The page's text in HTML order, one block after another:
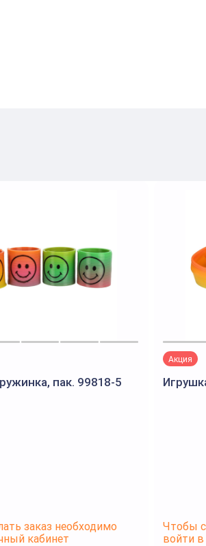
пак. 99818-5
заказ необходимо
кабинет
Акция
Чтобы
войти